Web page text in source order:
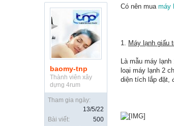
baomy-tnp
Thành viên xây
dựng 4rum
Tham gia ngày:
13/5/22
Bài viết:
500
Có nên mua máy
1. Máy lạnh giấu
Là mẫu máy
loại máy lạnh 2
diện tích lắp đặt,